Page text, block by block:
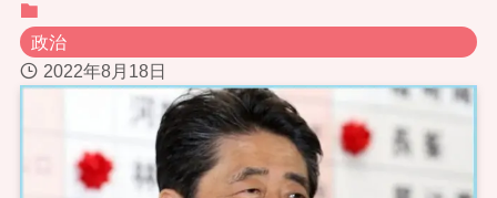
政治
2022年8月18日